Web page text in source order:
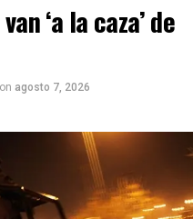
‘a la caza’ de
on agosto 7, 2026